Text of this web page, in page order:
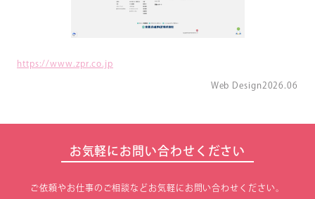
https://www.zpr.co.jp
Web Design2026.06
お気軽にお問い合わせください
ご依頼やお仕事のご相談などお気軽にお問い合わせください。